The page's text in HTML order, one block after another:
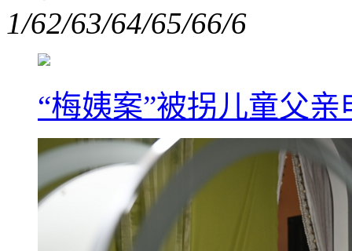
1/62/63/64/65/66/6
“梅姨案”被拐儿童父